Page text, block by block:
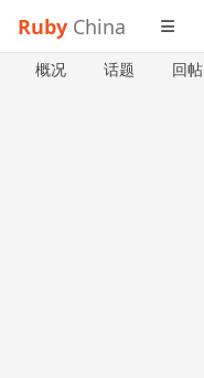
Ruby China
概况 话题 回帖